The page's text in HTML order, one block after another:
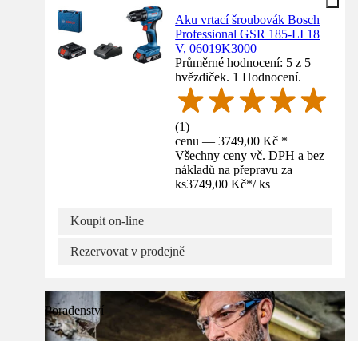
Aku vrtací šroubovák Bosch
Professional GSR 185-LI 18
V, 06019K3000
Průměrné hodnocení: 5 z 5
hvězdiček. 1 Hodnocení.
(1)
cenu — 3749,00 Kč *
Všechny ceny vč. DPH a bez
nákladů na přepravu za
ks3749,00 Kč*/ ks
Koupit on-line
Rezervovat v prodejně
Poradenství